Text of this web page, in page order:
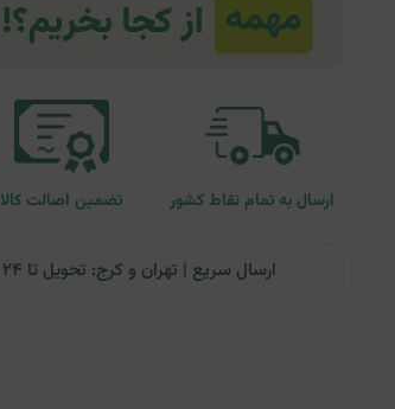
ارسال به تمام نقاط کشور تضمین اصالت کالا
ارسال سریع | تهران و کرج: تحویل تا ۲۴ ساعت | سایر نقاط ایران: ارسال سریع به پست